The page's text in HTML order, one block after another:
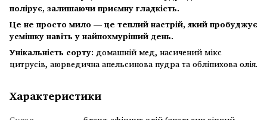
полірує, залишаючи приємну гладкість.
Це не просто мило — це теплий настрій, який пробуджує
усмішку навіть у найпохмуріший день.
Унікальність сорту: домашній мед, насичений мікс
цитрусів, аюрведична апельсинова пудра та обліпихова олія.
Характеристики